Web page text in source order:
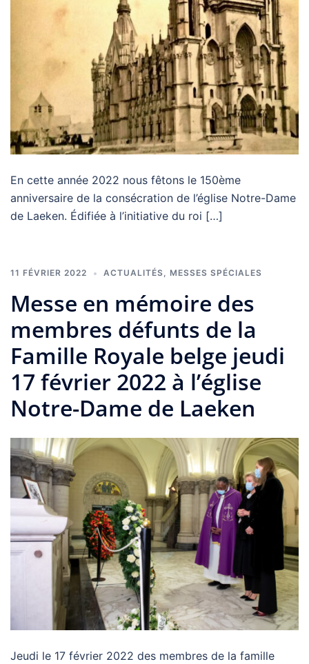
En cette année 2022 nous fêtons le 150ème
anniversaire de la consécration de l’église Notre-Dame
de Laeken. Édifiée à l’initiative du roi […]
11 FÉVRIER 2022 ACTUALITÉS, MESSES SPÉCIALES
Messe en mémoire des
membres défunts de la
Famille Royale belge jeudi
17 février 2022 à l’église
Notre-Dame de Laeken
Jeudi le 17 février 2022 des membres de la famille